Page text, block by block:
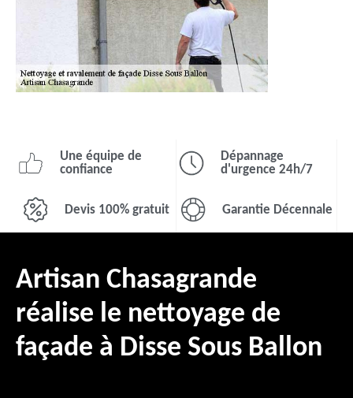
Une équipe de
confiance
Dépannage
d'urgence 24h/7
Devis 100% gratuit Garantie Décennale
Artisan Chasagrande
réalise le nettoyage de
façade à Disse Sous Ballon